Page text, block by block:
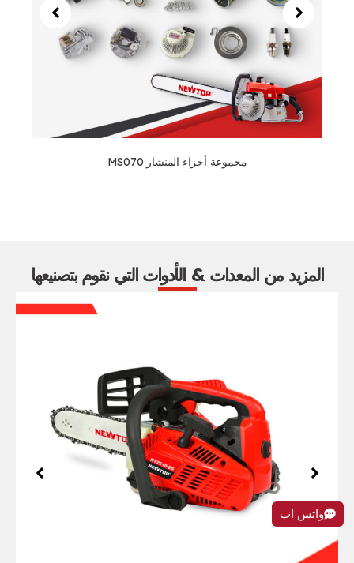
مجموعة أجزاء المنشار MS070
المزيد من المعدات & الأدوات التي نقوم بتصنيعها
واتس اب